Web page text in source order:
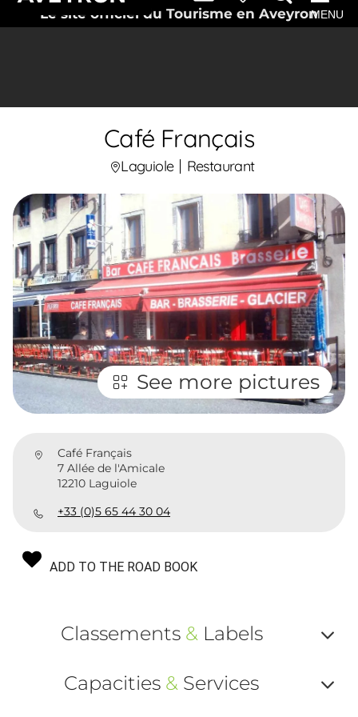
Le site officiel du Tourisme en AveyronMENU
Café Français
Laguiole Restaurant
See more pictures
Café Français
7 Allée de l'Amicale
12210 Laguiole
+33 (0)5 65 44 30 04
ADD TO THE ROAD BOOK
Classements & Labels
ou
Capacities & Services